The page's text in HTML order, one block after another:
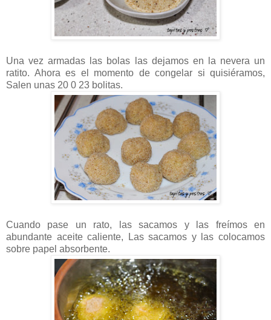
Una vez armadas las bolas las dejamos en la nevera un
ratito. Ahora es el momento de congelar si quisiéramos,
Salen unas 20 0 23 bolitas.
Cuando pase un rato, las sacamos y las freímos en
abundante aceite caliente, Las sacamos y las colocamos
sobre papel absorbente.